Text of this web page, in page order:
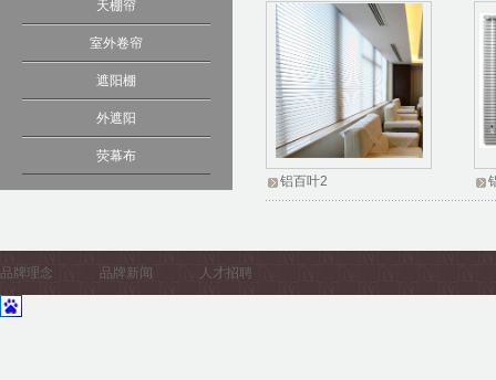
天棚帘
室外卷帘
遮阳棚
外遮阳
荧幕布
铝百叶2
品牌理念 品牌新闻 人才招聘